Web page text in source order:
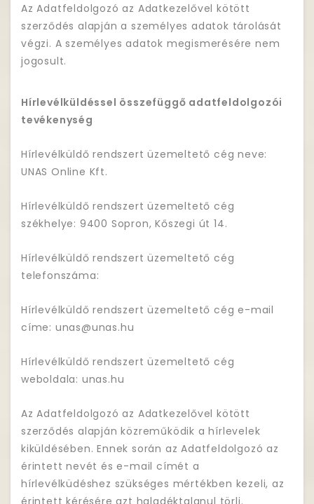
Az Adatfeldolgozó az Adatkezelővel kötött
szerződés alapján a személyes adatok tárolását
végzi. A személyes adatok megismerésére nem
jogosult.
Hírlevélküldéssel összefüggő adatfeldolgozói
tevékenység
Hírlevélküldő rendszert üzemeltető cég neve:
UNAS Online Kft.
Hírlevélküldő rendszert üzemeltető cég
székhelye: 9400 Sopron, Kőszegi út 14.
Hírlevélküldő rendszert üzemeltető cég
telefonszáma:
Hírlevélküldő rendszert üzemeltető cég e-mail
címe: unas@unas.hu
Hírlevélküldő rendszert üzemeltető cég
weboldala: unas.hu
Az Adatfeldolgozó az Adatkezelővel kötött
szerződés alapján közreműködik a hírlevelek
kiküldésében. Ennek során az Adatfeldolgozó az
érintett nevét és e-mail címét a
hírlevélküdéshez szükséges mértékben kezeli, az
érintett kérésére azt haladéktalanul törli.